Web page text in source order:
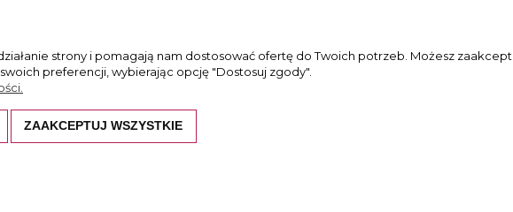
są prawem autorskim. Kopiowanie i wykorzystywanie ich bez zgody właściciela
strony i pomagają nam dostosować ofertę do Twoich potrzeb. Możesz
preferencji, wybierając opcję "Dostosuj zgody".
ZAAKCEPTUJ WSZYSTKIE